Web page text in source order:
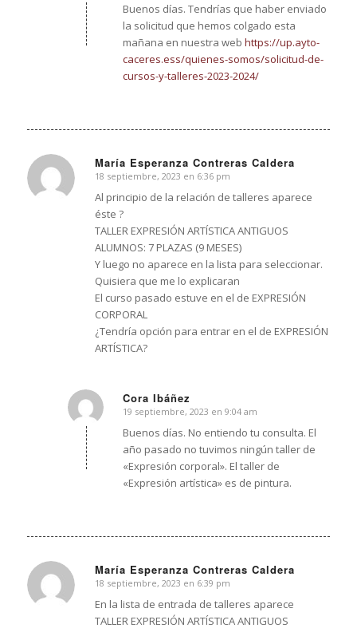
Buenos días. Tendrías que haber enviado
la solicitud que hemos colgado esta
mañana en nuestra web https://up.ayto-
caceres.ess/quienes-somos/solicitud-de-
cursos-y-talleres-2023-2024/
María Esperanza Contreras Caldera
Dice:
18 septiembre, 2023 en 6:36 pm
Al principio de la relación de talleres aparece
éste ?
TALLER EXPRESIÓN ARTÍSTICA ANTIGUOS
ALUMNOS: 7 PLAZAS (9 MESES)
Y luego no aparece en la lista para seleccionar.
Quisiera que me lo explicaran
El curso pasado estuve en el de EXPRESIÓN
CORPORAL
¿Tendría opción para entrar en el de EXPRESIÓN
ARTÍSTICA?
Cora Ibáñez
Dice:
19 septiembre, 2023 en 9:04 am
Buenos días. No entiendo tu consulta. El
año pasado no tuvimos ningún taller de
«Expresión corporal». El taller de
«Expresión artística» es de pintura.
María Esperanza Contreras Caldera
Dice:
18 septiembre, 2023 en 6:39 pm
En la lista de entrada de talleres aparece
TALLER EXPRESIÓN ARTÍSTICA ANTIGUOS